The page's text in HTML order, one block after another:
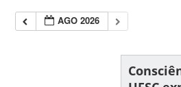
AGO 2026